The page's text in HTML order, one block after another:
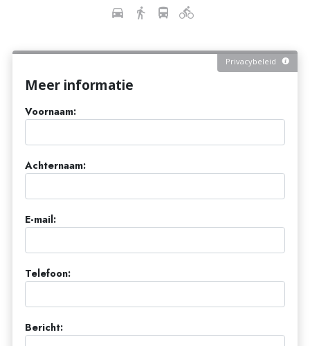
Privacybeleid
Meer informatie
Voornaam:
Achternaam:
E-mail:
Telefoon:
Bericht: